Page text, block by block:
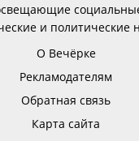
и политические
О Вечёрке
Рекламодателям
Обратная связь
Карта сайта